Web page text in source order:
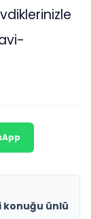
konuğu ünlü